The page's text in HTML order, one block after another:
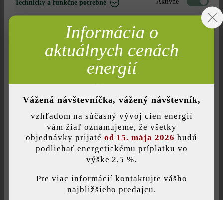
Poznámka: Množstvo zaokrúhlené nahor vzhľadom na jednotku
balenia.
Nájdite predajcu vo vašom okolí
Pridať do zoznamu želaní
Tlač stránky
Číslo produktu:22701
Technicky a funkčne potrebné Aktívne
Neaktívne
Komfort (funkčnosť stránky)
Uložiť individuálne nastavenie
Táto webová stránka používa súbory cookie, aby vám ponúkla
Informácia o
aktuálnych cenách
energií
Vážená návštevníčka, vážený návštevník,
vzhľadom na súčasný vývoj cien energií
vám žiaľ oznamujeme, že všetky
objednávky prijaté od 15. mája 2026 budú
podliehať energetickému príplatku vo
výške 2,5 %.
Pre viac informácií kontaktujte vášho
najbližšieho predajcu.